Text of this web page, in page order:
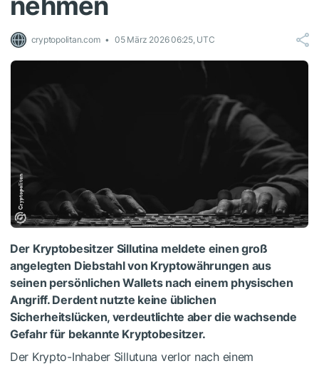
cryptopolitan.com 05 März 2026 06:25, UTC
Der Kryptobesitzer Sillutina meldete einen groß
angelegten Diebstahl von Kryptowährungen aus
seinen persönlichen Wallets nach einem physischen
Angriff. Derdent nutzte keine üblichen
Sicherheitslücken, verdeutlichte aber die wachsende
Gefahr für bekannte Kryptobesitzer.
Der Krypto-Inhaber Sillutuna verlor nach einem